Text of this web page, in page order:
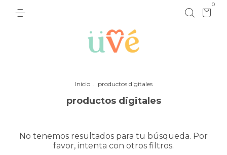
0
Inicio . productos digitales
productos digitales
No tenemos resultados para tu búsqueda. Por
favor, intenta con otros filtros.